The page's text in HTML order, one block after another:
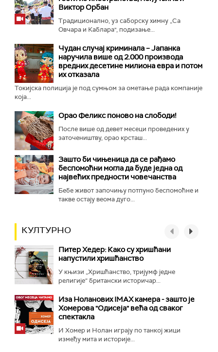
Виктор Орбан
Традиционално, уз саборску химну „Са
Овчара и Каблара", подизање...
Чудан случај криминала – Јапанка
наручила више од 2.000 производа
вредних десетине милиона евра и потом
их отказала
Токијска полиција је под сумњом за ометање рада компаније
која...
Орао Феликс поново на слободи!
После више од девет месеци проведених у
заточеништву, орао крсташ...
Зашто би чињеница да се рађамо
беспомоћни могла да буде једна од
највећих предности човечанства
Бебе живот започињу потпуно беспомоћне и
такве остају веома дуго...
КУЛТУРНО
Питер Хедер: Како су хришћани
напустили хришћанство
У књизи „Хришћанство, тријумф једне
религије“ британски историчар...
Иза Ноланових IMAX камера - зашто је
Хомерова "Одисеја" већа од сваког
спектакла
И Хомер и Нолан играју по танкој жици
између мита и историје...